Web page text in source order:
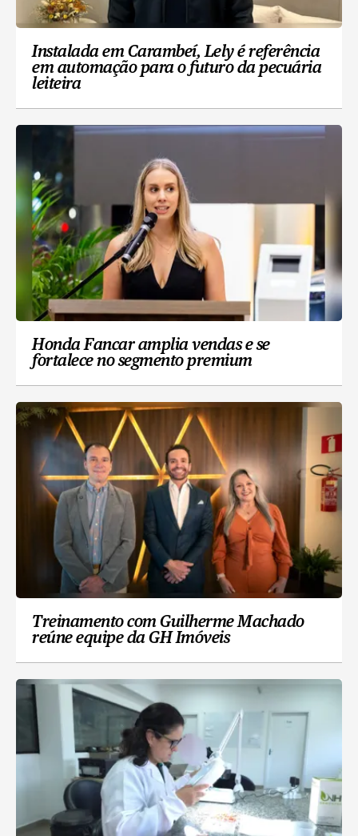
Instalada em Carambeí, Lely é referência
em automação para o futuro da pecuária
leiteira
Honda Fancar amplia vendas e se
fortalece no segmento premium
Treinamento com Guilherme Machado
reúne equipe da GH Imóveis